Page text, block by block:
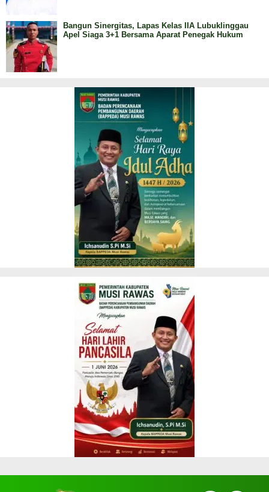
Bangun Sinergitas, Lapas Kelas IIA Lubuklinggau
Apel Siaga 3+1 Bersama Aparat Penegak Hukum